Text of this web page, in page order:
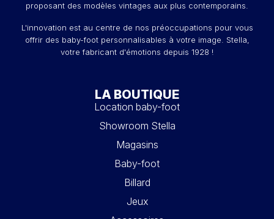
proposant des modèles vintages aux plus contemporains.
L'innovation est au centre de nos préoccupations pour vous
offrir des baby-foot personnalisables à votre image. Stella,
votre fabricant d'émotions depuis 1928 !
LA BOUTIQUE
Location baby-foot
Showroom Stella
Magasins
Baby-foot
Billard
Jeux